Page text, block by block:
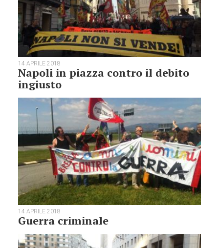
14 APRILE 2018
Napoli in piazza contro il debito
ingiusto
14 APRILE 2018
Guerra criminale